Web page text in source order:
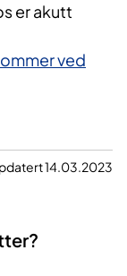
er akutt
ved
14.03.2023